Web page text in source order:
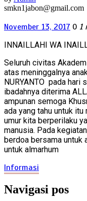
smkn1jabon@gmail.com
November 13, 2017 0 1
INNAILLAHI WA
Seluruh civitas
atas meninggalnya
NURYANTO pada hari
ibadahnya diterima
ampunan semoga
ada yang tahu untuk
umur kita berperilaku
manusia. Pada
berdoa bersama untuk
untuk almarhum
Informasi
Navigasi pos